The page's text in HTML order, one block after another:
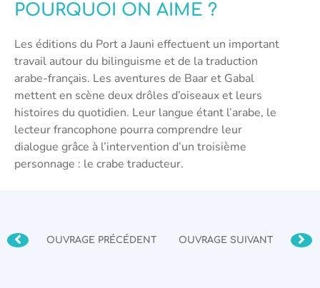
POURQUOI ON AIME ?
Les éditions du Port a Jauni effectuent un important
travail autour du bilinguisme et de la traduction
arabe-français. Les aventures de Baar et Gabal
mettent en scène deux drôles d’oiseaux et leurs
histoires du quotidien. Leur langue étant l’arabe, le
lecteur francophone pourra comprendre leur
dialogue grâce à l’intervention d’un troisième
personnage : le crabe traducteur.
OUVRAGE PRÉCÉDENT OUVRAGE SUIVANT